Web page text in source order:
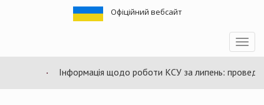
Офіційний вебсайт
Toggle
Інформація щодо роботи КСУ за липень: